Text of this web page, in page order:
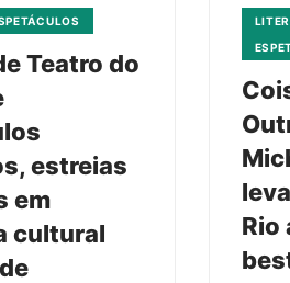
Teatro do
estreias
em
cultural
Rio